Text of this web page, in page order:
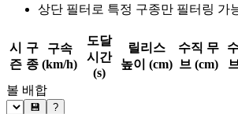
상단 필터로 특정 구종만 필터링 가
시
즌
구
종
구속
(km/h)
도달
시간
(s)
릴리스
높이 (cm)
수직 무
브 (cm)
볼 배합
💾 ?